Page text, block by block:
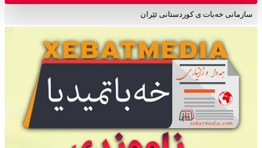
سازمانی خەبات ی کوردستانی ئێران